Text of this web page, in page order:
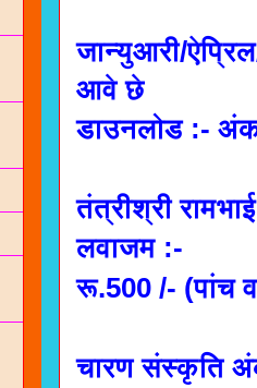
जान्युआरी/
आवे छे
डाउनलोड :-
तंत्रीश्री
लवाजम :-
रू.500 /- (पांच
चारण संस्कृति